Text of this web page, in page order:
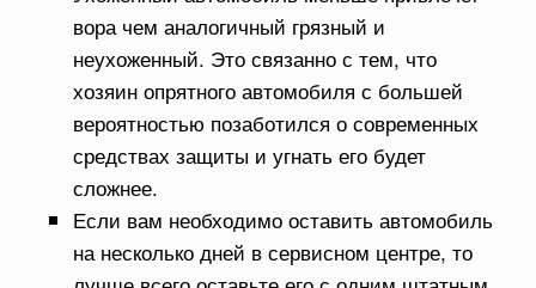
вора чем аналогичный грязный и
неухоженный. Это связанно с тем, что
хозяин опрятного автомобиля с большей
вероятностью позаботился о современных
средствах защиты и угнать его будет
сложнее.
Если вам необходимо оставить автомобиль
на несколько дней в сервисном центре, то